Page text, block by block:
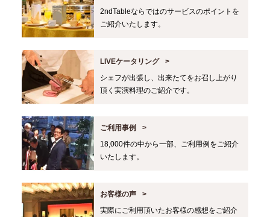
2ndTableならではのサービスのポイントを
ご紹介いたします。
LIVEケータリング
シェフが出張し、出来たてをお召し上がり
頂く実演料理のご紹介です。
ご利用事例
18,000件の中から一部、ご利用例をご紹介
いたします。
お客様の声
実際にご利用頂いたお客様の感想をご紹介